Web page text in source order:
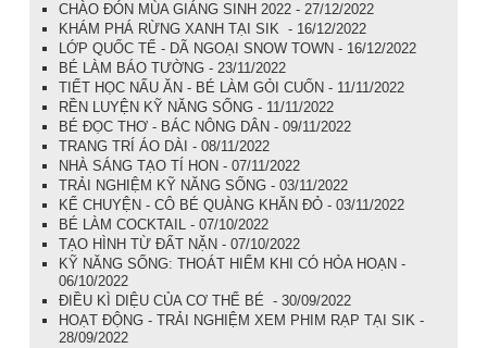
CHÀO ĐÓN MÙA GIÁNG SINH 2022 - 27/12/2022
KHÁM PHÁ RỪNG XANH TẠI SIK - 16/12/2022
LỚP QUỐC TẾ - DÃ NGOẠI SNOW TOWN - 16/12/2022
BÉ LÀM BÁO TƯỜNG - 23/11/2022
TIẾT HỌC NẤU ĂN - BÉ LÀM GỎI CUỐN - 11/11/2022
RỀN LUYỆN KỸ NĂNG SỐNG - 11/11/2022
BÉ ĐỌC THƠ - BÁC NÔNG DÂN - 09/11/2022
TRANG TRÍ ÁO DÀI - 08/11/2022
NHÀ SÁNG TẠO TÍ HON - 07/11/2022
TRẢI NGHIỆM KỸ NĂNG SỐNG - 03/11/2022
KỂ CHUYỆN - CÔ BÉ QUÀNG KHĂN ĐỎ - 03/11/2022
BÉ LÀM COCKTAIL - 07/10/2022
TẠO HÌNH TỪ ĐẤT NẶN - 07/10/2022
KỸ NĂNG SỐNG: THOÁT HIỂM KHI CÓ HỎA HOẠN -
06/10/2022
ĐIỀU KÌ DIỆU CỦA CƠ THỂ BÉ - 30/09/2022
HOẠT ĐỘNG - TRẢI NGHIỆM XEM PHIM RẠP TẠI SIK -
28/09/2022